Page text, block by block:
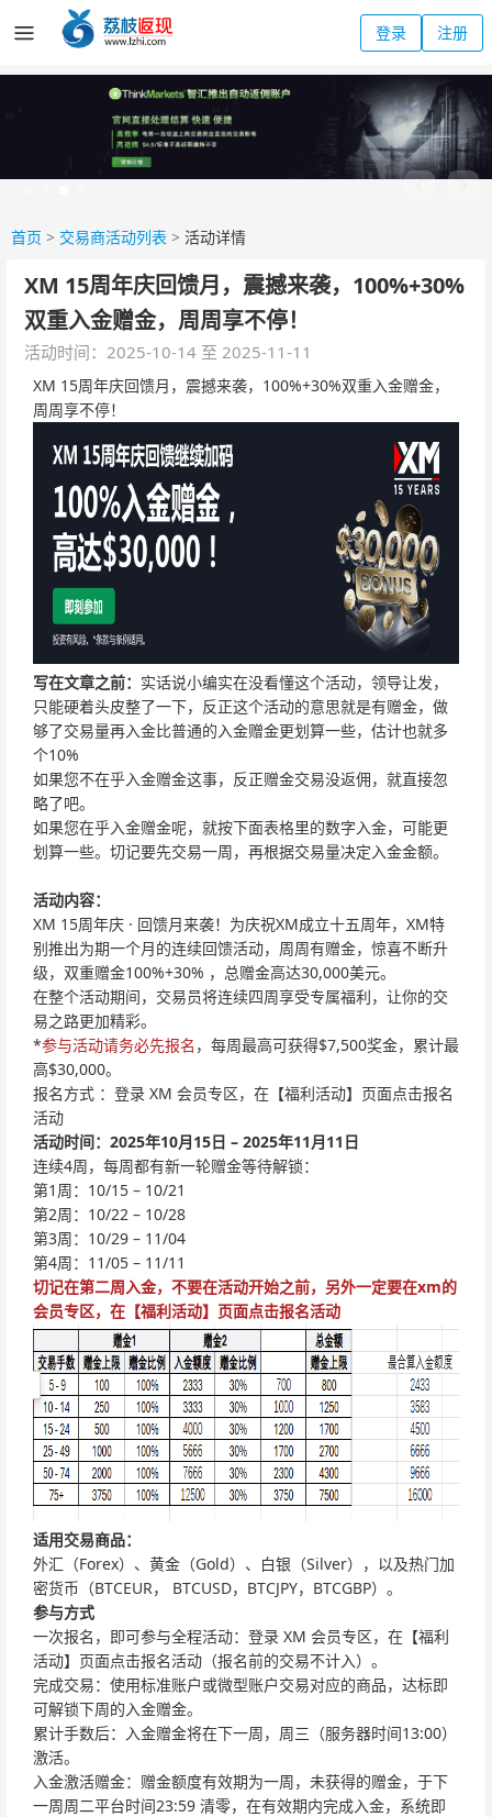
登录 注册
首页 > 交易商活动列表 > 活动详情
XM 15周年庆回馈月，震撼来袭，100%+30%
双重入金赠金，周周享不停！
活动时间：2025-10-14 至 2025-11-11
XM 15周年庆回馈月，震撼来袭，100%+30%双重入金赠金，
周周享不停！
写在文章之前： 实话说小编实在没看懂这个活动，领导让发，
只能硬着头皮整了一下，反正这个活动的意思就是有赠金，做
够了交易量再入金比普通的入金赠金更划算一些，估计也就多
个10%
如果您不在乎入金赠金这事，反正赠金交易没返佣，就直接忽
略了吧。
如果您在乎入金赠金呢，就按下面表格里的数字入金，可能更
划算一些。切记要先交易一周，再根据交易量决定入金金额。
活动内容：
XM 15周年庆 · 回馈月来袭！为庆祝XM成立十五周年，XM特
别推出为期一个月的连续回馈活动，周周有赠金，惊喜不断升
级，双重赠金100%+30% ，总赠金高达30,000美元。
在整个活动期间，交易员将连续四周享受专属福利，让你的交
易之路更加精彩。
*参与活动请务必先报名 ，每周最高可获得$7,500奖金，累计最
高$30,000。
报名方式 ：登录 XM 会员专区，在【福利活动】页面点击报名
活动
活动时间：2025年10月15日 – 2025年11月11日
连续4周，每周都有新一轮赠金等待解锁：
第1周：10/15 – 10/21
第2周：10/22 – 10/28
第3周：10/29 – 11/04
第4周：11/05 – 11/11
切记在第二周入金，不要在活动开始之前，另外一定要在xm的
会员专区，在【福利活动】页面点击报名活动
适用交易商品：
外汇（Forex）、黄金（Gold）、白银（Silver），以及热门加
密货币（BTCEUR， BTCUSD，BTCJPY，BTCGBP）。
参与方式
一次报名，即可参与全程活动：登录 XM 会员专区，在【福利
活动】页面点击报名活动（报名前的交易不计入）。
完成交易：使用标准账户或微型账户交易对应的商品，达标即
可解锁下周的入金赠金。
累计手数后：入金赠金将在下一周，周三（服务器时间13:00）
激活。
入金激活赠金：赠金额度有效期为一周，未获得的赠金，于下
一周周二平台时间23:59 清零，在有效期内完成入金，系统即